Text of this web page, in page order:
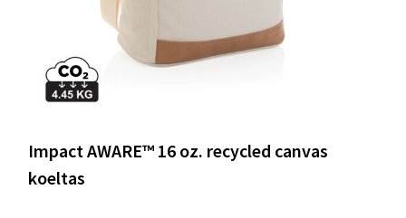
Impact AWARE™ 16 oz. recycled canvas
koeltas